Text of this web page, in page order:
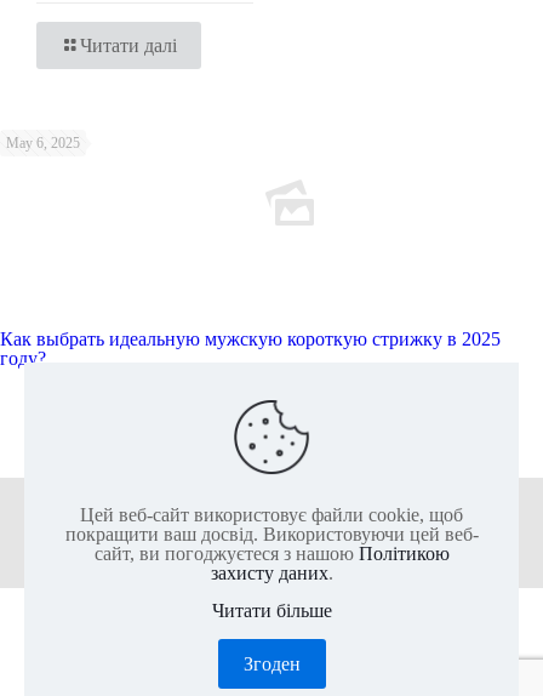
Читати далі
May 6, 2025
Как выбрать идеальную мужскую короткую стрижку в 2025
году?
+38 (050) 136-25-80 +38 (063) 136-25-85
2011-2026 @ ІКС-ПАРК - Найбільший актив-парк Європи
Цей веб-сайт використовує файли cookie, щоб
покращити ваш досвід. Використовуючи цей веб-
сайт, ви погоджуєтеся з нашою Політикою
захисту даних.
Читати більше
Згоден